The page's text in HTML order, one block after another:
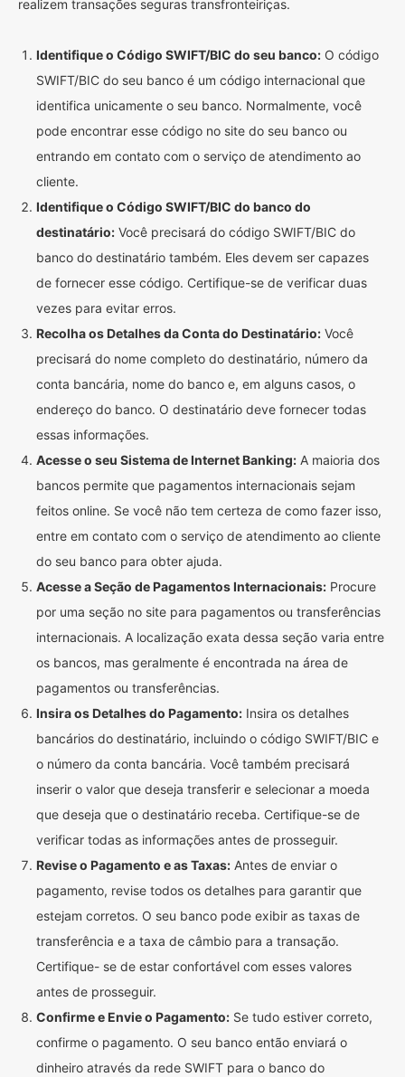
realizem transações seguras transfronteiriças.
Identifique o Código SWIFT/BIC do seu banco: O código
SWIFT/BIC do seu banco é um código internacional que
identifica unicamente o seu banco. Normalmente, você
pode encontrar esse código no site do seu banco ou
entrando em contato com o serviço de atendimento ao
cliente.
Identifique o Código SWIFT/BIC do banco do
destinatário: Você precisará do código SWIFT/BIC do
banco do destinatário também. Eles devem ser capazes
de fornecer esse código. Certifique-se de verificar duas
vezes para evitar erros.
Recolha os Detalhes da Conta do Destinatário: Você
precisará do nome completo do destinatário, número da
conta bancária, nome do banco e, em alguns casos, o
endereço do banco. O destinatário deve fornecer todas
essas informações.
Acesse o seu Sistema de Internet Banking: A maioria dos
bancos permite que pagamentos internacionais sejam
feitos online. Se você não tem certeza de como fazer isso,
entre em contato com o serviço de atendimento ao cliente
do seu banco para obter ajuda.
Acesse a Seção de Pagamentos Internacionais: Procure
por uma seção no site para pagamentos ou transferências
internacionais. A localização exata dessa seção varia entre
os bancos, mas geralmente é encontrada na área de
pagamentos ou transferências.
Insira os Detalhes do Pagamento: Insira os detalhes
bancários do destinatário, incluindo o código SWIFT/BIC e
o número da conta bancária. Você também precisará
inserir o valor que deseja transferir e selecionar a moeda
que deseja que o destinatário receba. Certifique-se de
verificar todas as informações antes de prosseguir.
Revise o Pagamento e as Taxas: Antes de enviar o
pagamento, revise todos os detalhes para garantir que
estejam corretos. O seu banco pode exibir as taxas de
transferência e a taxa de câmbio para a transação.
Certifique- se de estar confortável com esses valores
antes de prosseguir.
Confirme e Envie o Pagamento: Se tudo estiver correto,
confirme o pagamento. O seu banco então enviará o
dinheiro através da rede SWIFT para o banco do